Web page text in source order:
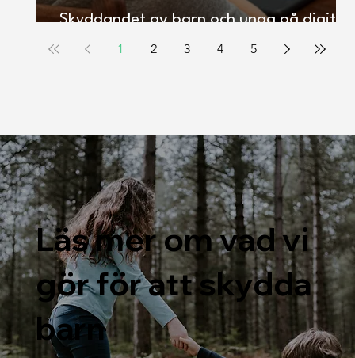
Skyddandet av barn och unga på
1 2 3 4 5
Läs mer om vad vi
gör för att skydda
barn